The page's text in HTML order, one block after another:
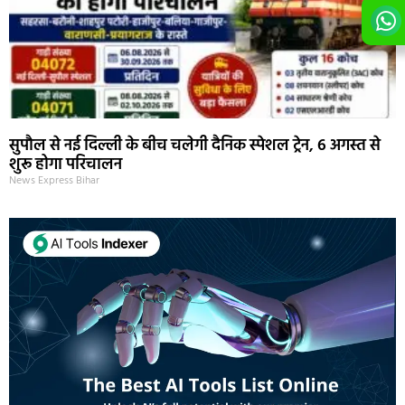
सुपौल से नई दिल्ली के बीच चलेगी दैनिक स्पेशल ट्रेन, 6 अगस्त से
शुरू होगा परिचालन
News Express Bihar